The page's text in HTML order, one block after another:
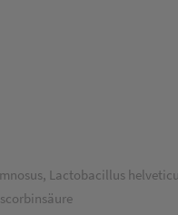
Lactobacillus